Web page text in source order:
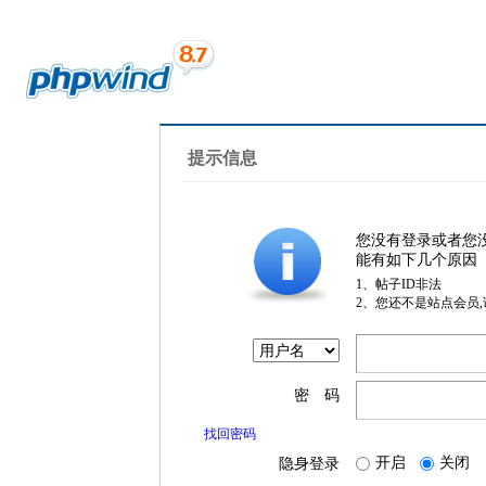
提示信息
您没有登录或者您
能有如下几个原因
1、帖子ID非法
2、您还不是站点会员
密 码
找回密码
隐身登录 开启 关闭